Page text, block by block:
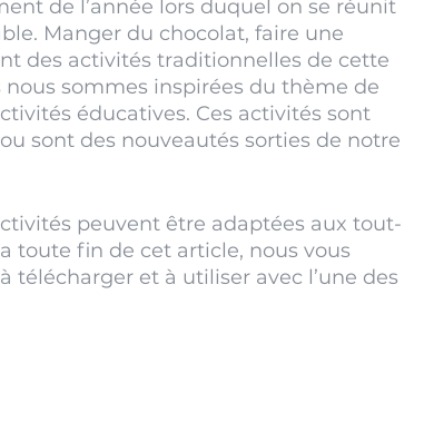
de l’année lors duquel on se réunit
Manger du chocolat, faire une
des activités traditionnelles de cette
nous sommes inspirées du thème de
éducatives. Ces activités sont
sont des nouveautés sorties de notre
peuvent être adaptées aux tout-
toute fin de cet article, nous vous
télécharger et à utiliser avec l’une des